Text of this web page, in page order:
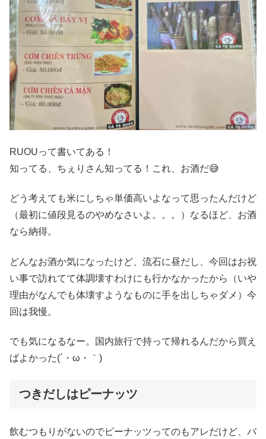
RUOUって書いてある！
知ってる、ちぇりさん知ってる！これ、お酒だ😅
どう考えても米にしちゃ単価高いよなって思ったんだけど
（最初に値段見るのやめなさいよ。。。）なるほど、お酒
なら納得。
どんなお酒か気になったけど、流石に昼だし、今回はお祝
い事で訪れてて体調壊すわけにも行かなかったから（いや
理由がなんでも体壊すようなものに手を出しちゃダメ）今
回は我慢。
でも気になるなー。国内旅行で持って帰れるんだから買え
ばよかった(´・ω・｀)
つきだしはピーナッツ
飲むつもりがないのでピーナッツってのもアレだけど、バ